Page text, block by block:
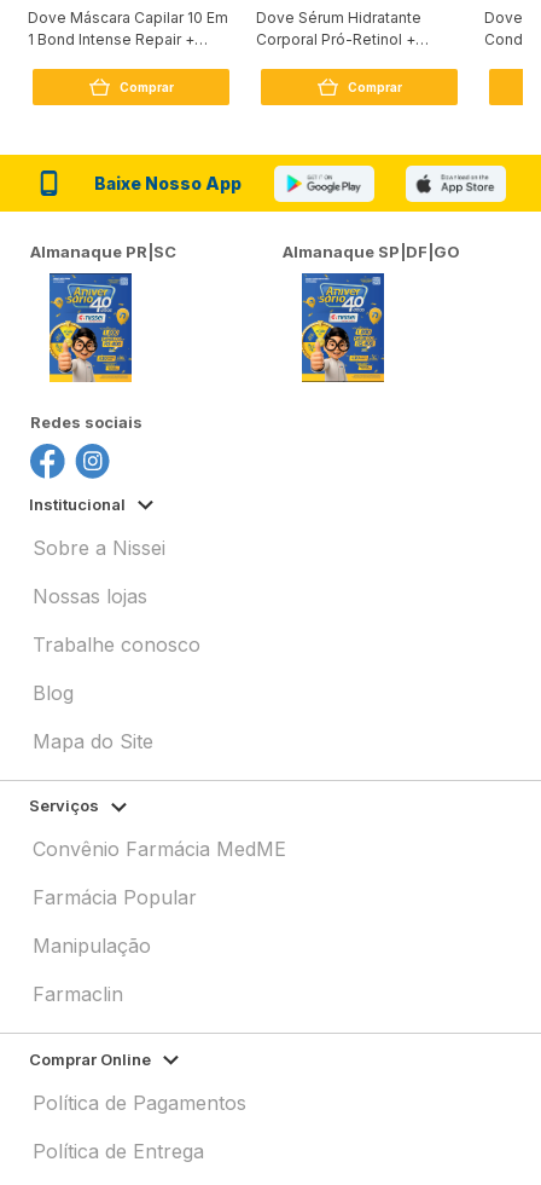
Dove Máscara Capilar 10 Em
1 Bond Intense Repair +
Comprar
Dove Sérum Hidratante
Corporal Pró-Retinol +
Comprar
Dove
Baixe Nosso App
Almanaque PR|SC Almanaque SP|DF|GO
Redes sociais
Institucional
Sobre a Nissei
Nossas lojas
Trabalhe conosco
Blog
Mapa do Site
Serviços
Convênio Farmácia MedME
Farmácia Popular
Manipulação
Farmaclin
Comprar Online
Política de Pagamentos
Política de Entrega